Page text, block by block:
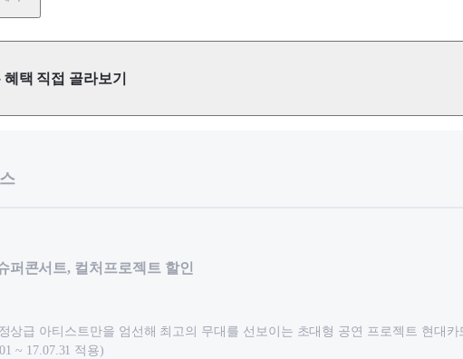
혜택 직접 골라보기
퍼콘서트, 컬처프로젝트 할인
상급 아티스트만을 엄선해 최고의 무대를 선보이는 초대형 공연 프로젝트 현대카
~ 17.07.31 적용)